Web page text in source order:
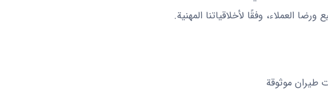
العملاء، وفقًا لأخلاقياتنا المهنية.
طيران موثوقة